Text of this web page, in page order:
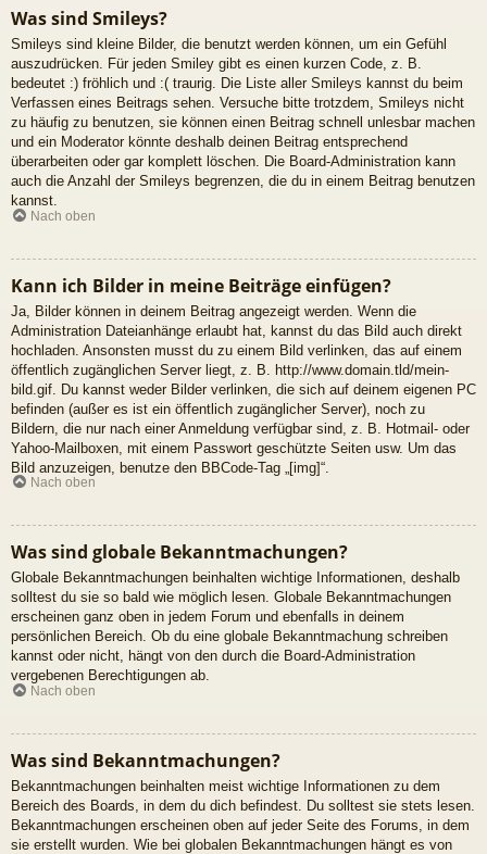
Was sind Smileys?
Smileys sind kleine Bilder, die benutzt werden können, um ein Gefühl
auszudrücken. Für jeden Smiley gibt es einen kurzen Code, z. B.
bedeutet :) fröhlich und :( traurig. Die Liste aller Smileys kannst du beim
Verfassen eines Beitrags sehen. Versuche bitte trotzdem, Smileys nicht
zu häufig zu benutzen, sie können einen Beitrag schnell unlesbar machen
und ein Moderator könnte deshalb deinen Beitrag entsprechend
überarbeiten oder gar komplett löschen. Die Board-Administration kann
auch die Anzahl der Smileys begrenzen, die du in einem Beitrag benutzen
kannst.
Nach oben
Kann ich Bilder in meine Beiträge einfügen?
Ja, Bilder können in deinem Beitrag angezeigt werden. Wenn die
Administration Dateianhänge erlaubt hat, kannst du das Bild auch direkt
hochladen. Ansonsten musst du zu einem Bild verlinken, das auf einem
öffentlich zugänglichen Server liegt, z. B. http://www.domain.tld/mein-
bild.gif. Du kannst weder Bilder verlinken, die sich auf deinem eigenen PC
befinden (außer es ist ein öffentlich zugänglicher Server), noch zu
Bildern, die nur nach einer Anmeldung verfügbar sind, z. B. Hotmail- oder
Yahoo-Mailboxen, mit einem Passwort geschützte Seiten usw. Um das
Bild anzuzeigen, benutze den BBCode-Tag „[img]“.
Nach oben
Was sind globale Bekanntmachungen?
Globale Bekanntmachungen beinhalten wichtige Informationen, deshalb
solltest du sie so bald wie möglich lesen. Globale Bekanntmachungen
erscheinen ganz oben in jedem Forum und ebenfalls in deinem
persönlichen Bereich. Ob du eine globale Bekanntmachung schreiben
kannst oder nicht, hängt von den durch die Board-Administration
vergebenen Berechtigungen ab.
Nach oben
Was sind Bekanntmachungen?
Bekanntmachungen beinhalten meist wichtige Informationen zu dem
Bereich des Boards, in dem du dich befindest. Du solltest sie stets lesen.
Bekanntmachungen erscheinen oben auf jeder Seite des Forums, in dem
sie erstellt wurden. Wie bei globalen Bekanntmachungen hängt es von